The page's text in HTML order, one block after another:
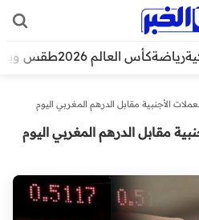
رياضةكأس العالم 2026 طقس
الأجنبية مقابل الدرهم المغربي اليوم
مقابل الدرهم المغربي اليوم